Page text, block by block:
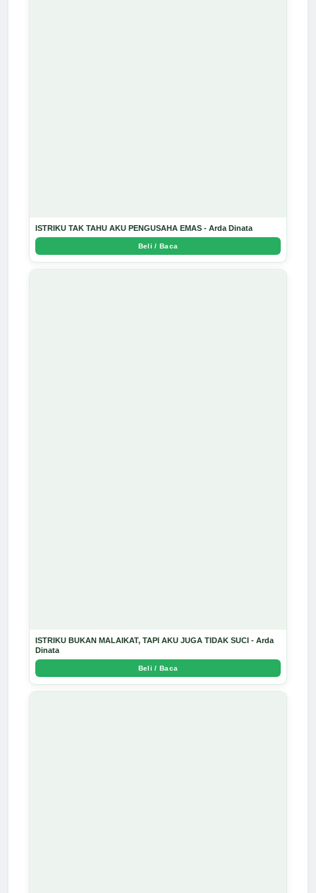
ISTRIKU TAK TAHU AKU PENGUSAHA EMAS - Arda Dinata
Beli / Baca
ISTRIKU BUKAN MALAIKAT, TAPI AKU JUGA TIDAK SUCI - Arda
Dinata
Beli / Baca